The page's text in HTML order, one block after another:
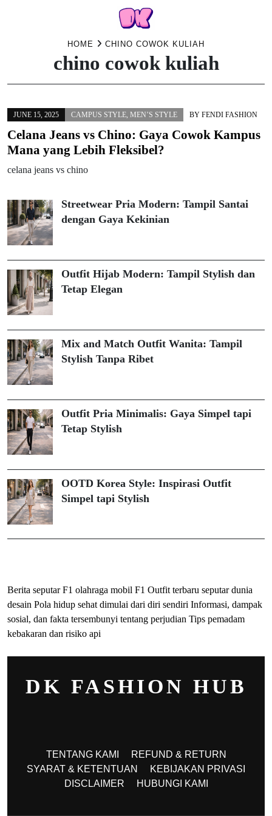
HOME CHINO COWOK KULIAH
chino cowok kuliah
JUNE 15, 2025 CAMPUS STYLE, MEN’S STYLE BY FENDI FASHION
Celana Jeans vs Chino: Gaya Cowok Kampus
Mana yang Lebih Fleksibel?
celana jeans vs chino
Streetwear Pria Modern: Tampil Santai
dengan Gaya Kekinian
Outfit Hijab Modern: Tampil Stylish dan
Tetap Elegan
Mix and Match Outfit Wanita: Tampil
Stylish Tanpa Ribet
Outfit Pria Minimalis: Gaya Simpel tapi
Tetap Stylish
OOTD Korea Style: Inspirasi Outfit
Simpel tapi Stylish
Berita seputar F1 olahraga mobil F1 Outfit terbaru seputar dunia
desain Pola hidup sehat dimulai dari diri sendiri Informasi, dampak
sosial, dan fakta tersembunyi tentang perjudian Tips pemadam
kebakaran dan risiko api
DK FASHION HUB
TENTANG KAMI
REFUND & RETURN
SYARAT & KETENTUAN
KEBIJAKAN PRIVASI
DISCLAIMER
HUBUNGI KAMI